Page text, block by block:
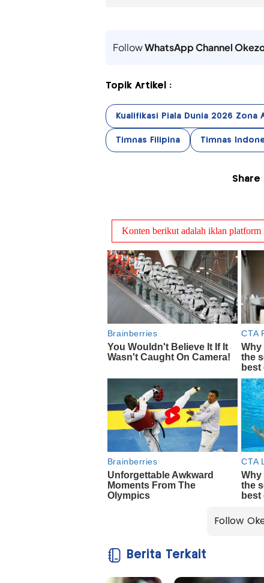
FollowWhatsApp Channel
Topik Artikel :
Kualifikasi Piala Dunia 2026 Zona
Timnas Filipina Timnas
Share
Follow
Berita Terkait